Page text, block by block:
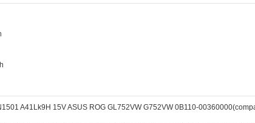
A41Lk9H 15V ASUS ROG GL752VW G752VW 0B110-